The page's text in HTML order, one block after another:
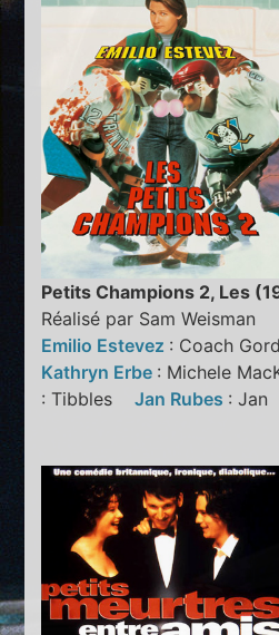
Petits Champions 2, Les
Réalisé par Sam Weisman
Emilio Estevez : Coach
Kathryn Erbe : Michele
: TibblesJan Rubes : Jan